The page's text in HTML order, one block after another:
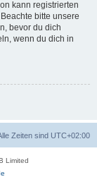
kann registrierten
bitte unsere
bevor du dich
wenn du dich in
Zeiten sind UTC+02:00
Limited